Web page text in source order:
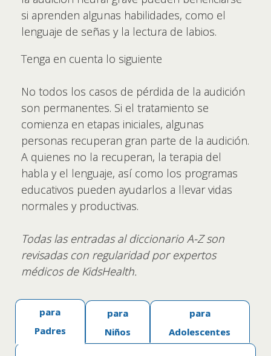
si aprenden algunas habilidades, como el
lenguaje de señas y la lectura de labios.
Tenga en cuenta lo siguiente
No todos los casos de pérdida de la audición
son permanentes. Si el tratamiento se
comienza en etapas iniciales, algunas
personas recuperan gran parte de la audición.
A quienes no la recuperan, la terapia del
habla y el lenguaje, así como los programas
educativos pueden ayudarlos a llevar vidas
normales y productivas.
Todas las entradas al diccionario A-Z son
revisadas con regularidad por expertos
médicos de KidsHealth.
para
Adolescentes
para
Niños
para
Padres